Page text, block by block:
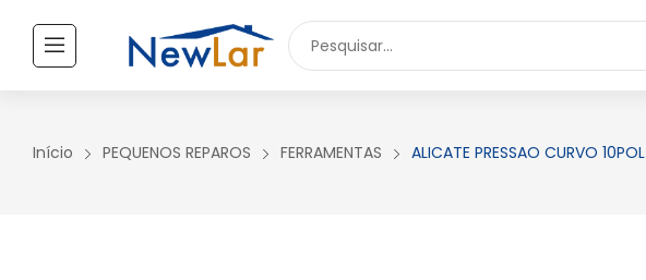
Início
PEQUENOS REPAROS FERRAMENTAS ALICATE PRESSAO CURVO 10POL